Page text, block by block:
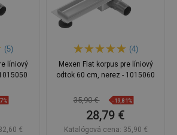
(5)
líniový
€
(4)
Mexen Flat korpus pre líniový
odtok 60 cm, nerez - 1015060
35,90 € -19,81%
28,79 €
Katalógová cena: 35,90 €